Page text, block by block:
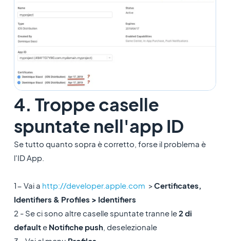
4. Troppe caselle
spuntate nell'app ID
Se tutto quanto sopra è corretto, forse il problema è
l'ID App.
1- Vai a http://developer.apple.com >Certificates,
Identifiers & Profiles > Identifiers
2 - Se ci sono altre caselle spuntate tranne le2 di
defaulte Notifiche push, deselezionale